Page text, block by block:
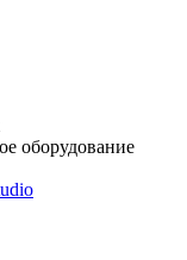
оборудование